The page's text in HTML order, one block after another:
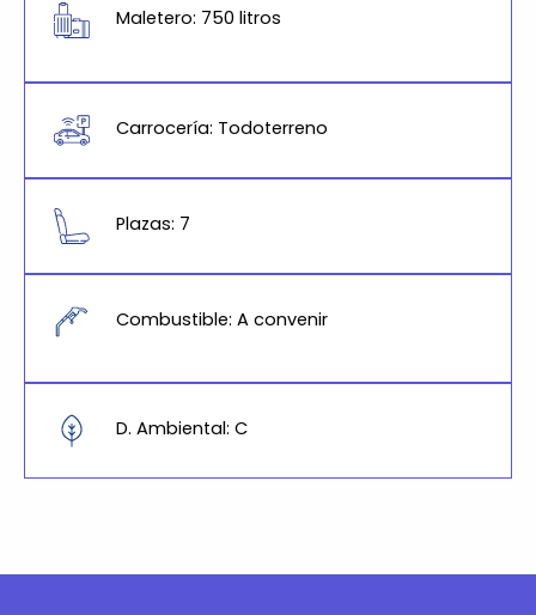
Maletero: 750 litros
Carrocería: Todoterreno
Plazas: 7
Combustible: A convenir
D. Ambiental: C